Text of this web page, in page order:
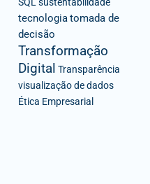
tecnologiatomada de
decisão
Transformação
Digital Transparência
visualização de dados
Ética Empresarial